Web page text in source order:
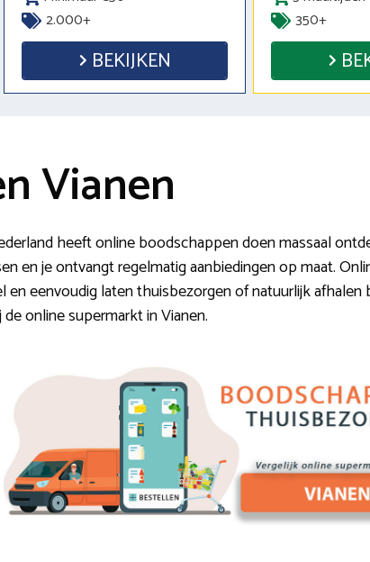
2.000+
BEKIJKEN
350+
Vianen
heeft online boodschappen doen massaal
en je ontvangt regelmatig aanbiedingen op maat.
eenvoudig laten thuisbezorgen of natuurlijk afhalen
online supermarkt in Vianen.